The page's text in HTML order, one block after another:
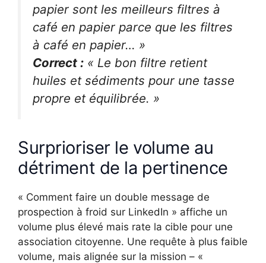
papier sont les meilleurs filtres à
café en papier parce que les filtres
à café en papier… »
Correct : « Le bon filtre retient
huiles et sédiments pour une tasse
propre et équilibrée. »
Surprioriser le volume au
détriment de la pertinence
« Comment faire un double message de
prospection à froid sur LinkedIn » affiche un
volume plus élevé mais rate la cible pour une
association citoyenne. Une requête à plus faible
volume, mais alignée sur la mission – «